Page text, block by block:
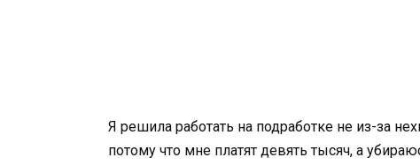
Я решила работать на подработке не из-за
потому что мне платят девять тысяч, а